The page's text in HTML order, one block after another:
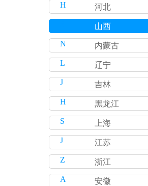
H
河北
山西
N
内蒙古
L
辽宁
J
吉林
H
黑龙江
S
上海
J
江苏
Z
浙江
A
安徽